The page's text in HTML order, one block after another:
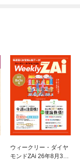
ウィークリー・ダイヤ
モンドZAi 26年8月3日